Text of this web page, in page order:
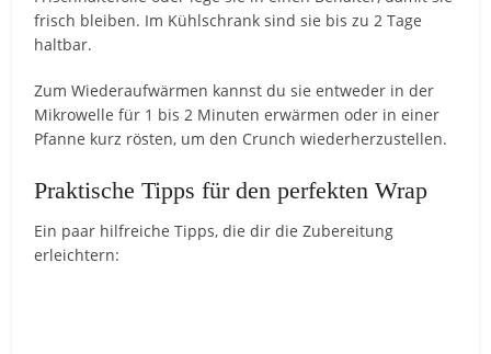
frisch bleiben. Im Kühlschrank sind sie bis zu 2 Tage
haltbar.
Zum Wiederaufwärmen kannst du sie entweder in der
Mikrowelle für 1 bis 2 Minuten erwärmen oder in einer
Pfanne kurz rösten, um den Crunch wiederherzustellen.
Praktische Tipps für den perfekten Wrap
Ein paar hilfreiche Tipps, die dir die Zubereitung
erleichtern: